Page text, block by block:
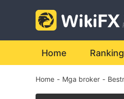
Home Ranking
Home - Mga broker -
3
4
5
0
1